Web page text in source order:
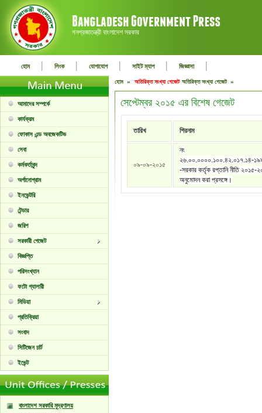
গনপ্রজাতন্ত্রী বাংলাদেশ সরকার
হোম | লিংক | যোগাযোগ | সাইট ম্যাপ | জিজ্ঞাসা |
আমাদের সম্পর্কে
কার্যক্রম
ফোকাস এন্ড অবজেকটিভ
সেবা
কর্মকর্তাবৃন্দ
অর্গানোগ্রাম
ইনভেন্টরি
টেন্ডার
জরিপ
সরকারী গেজেট
বিজ্ঞপ্তি
পরিসংখ্যান
ফটো গ্যালারী
মিডিয়া
প্রতিক্রিয়া
সংবাদ
সিটিজেন চার্ট
ইভেন্ট
বাংলাদেশ সরকারি মুদ্রণালয়
হোম » অতিরিক্ত সংখ্যা গেজেট অতিরিক্ত সংখ্যা গেজেট »
সেপ্টেম্বর ২০১৫ এর বিশেষ গেজেট
তারিখ শিরনাম
০৯-০৯-২০১৫
নং
২৬.০০.০০০০.১০০.৪২.০১৭.১৪-
-সরকার কর্তৃক রপ্তানি নীতি ২০১৫-
অনুমোদন করা প্রসঙ্গে।